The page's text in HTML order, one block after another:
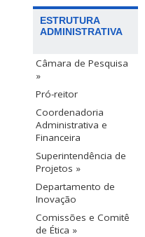
ESTRUTURA
ADMINISTRATIVA
Câmara de Pesquisa
»
Pró-reitor
Coordenadoria
Administrativa e
Financeira
Superintendência de
Projetos »
Departamento de
Inovação
Comissões e Comitê
de Ética »